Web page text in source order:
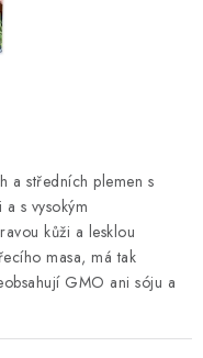
a středních plemen s
s vysokým
kůži a lesklou
masa, má tak
GMO ani sóju a